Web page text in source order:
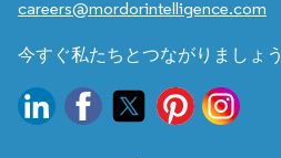
careers@mordorintelligence.com
今すぐ私たちとつながりましょう